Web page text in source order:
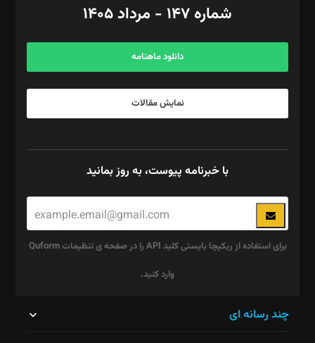
آگهی و مشترکین: ۰۹۱۹۹۹۹۰۴۵۴
شماره ۱۴۷ - مرداد ۱۴۰۵
دانلود ماهنامه
نمایش مقالات
با خبرنامه پیوست، به روز بمانید
برای استفاده از ریکپچا بایستی کلید API را در صفحه ی تنظیمات Quform
وارد کنید.
چند رسانه ای